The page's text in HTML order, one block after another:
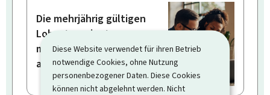
Diese Website verwendet für ihren Betrieb
notwendige Cookies, ohne Nutzung
personenbezogener Daten. Diese Cookies
können nicht abgelehnt werden. Nicht
Die mehrjährig gültigen
Lohnsteuerkarten
meines Personals
abrufen